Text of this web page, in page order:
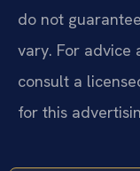
do not
vary. For advice
consult a
for this